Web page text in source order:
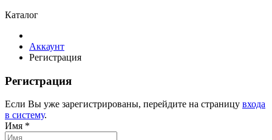
Каталог
Аккаунт
Регистрация
Регистрация
Если Вы уже зарегистрированы, перейдите на страницу входа
в систему.
Имя *